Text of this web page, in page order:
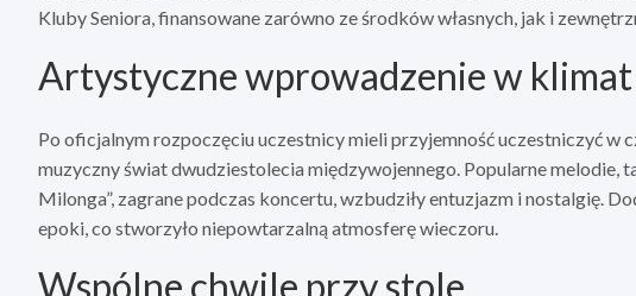
Kluby Seniora, finansowane zarówno ze środków własnych, jak i
Artystyczne wprowadzenie w
Po oficjalnym rozpoczęciu uczestnicy mieli przyjemność uczestniczyć w
muzyczny świat dwudziestolecia międzywojennego. Popularne melodie,
Milonga”, zagrane podczas koncertu, wzbudziły entuzjazm i nostalgię.
epoki, co stworzyło niepowtarzalną atmosferę wieczoru.
Wspólne chwile przy stole